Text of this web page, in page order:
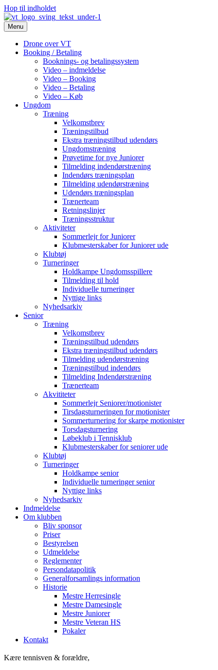
Hop til indholdet
Menu
Drone over VT
Booking / Betaling
Booknings- og betalingssystem
Video – indmeldelse
Video – Booking
Video – Betaling
Video – Køb
Ungdom
Træning
Velkomstbrev
Træningstilbud
Ekstra træningstilbud udendørs
Ungdomstræning
Prøvetime for nye Juniorer
Tilmelding indendørstræning
Indendørs træningsplan
Tilmelding udendørstræning
Udendørs træningsplan
Trænerteam
Retningslinjer
Træningsstruktur
Aktiviteter
Sommerlejr for Juniorer
Klubmesterskaber for Juniorer ude
Klubtøj
Turneringer
Holdkampe Ungdomsspillere
Tilmelding til hold
Individuelle turneringer
Nyttige links
Nyhedsarkiv
Senior
Træning
Velkomstbrev
Træningstilbud udendørs
Ekstra træningstilbud udendørs
Tilmelding udendørstræning
Træningstilbud indendørs
Tilmelding Indendørstræning
Trænerteam
Akvititeter
Sommerlejr Seniorer/motionister
Tirsdagsturneringen for motionister
Sommerturnering for skarpe motionister
Torsdagsturnering
Løbeklub i Tennisklub
Klubmesterskaber for seniorer ude
Klubtøj
Turneringer
Holdkampe senior
Individuelle turneringer senior
Nyttige links
Nyhedsarkiv
Indmeldelse
Om klubben
Bliv sponsor
Priser
Bestyrelsen
Udmeldelse
Reglementer
Persondatapolitik
Generalforsamlings information
Historie
Mestre Herresingle
Mestre Damesingle
Mestre Juniorer
Mestre Veteran HS
Pokaler
Kontakt
Kære tennisven & forældre,